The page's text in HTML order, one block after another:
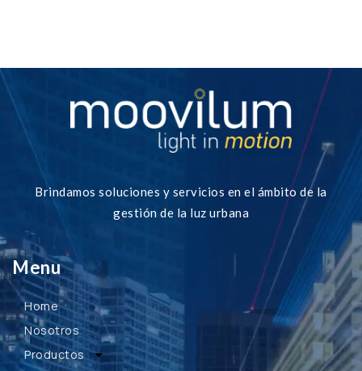
Brindamos soluciones y servicios en el ámbito de la
gestión de la luz urbana
Menu
Home
Nosotros
Productos